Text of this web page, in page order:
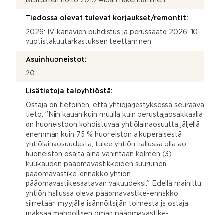
Tiedossa olevat tulevat korjaukset/remontit:
2026: IV-kanavien puhdistus ja perussäätö 2026: 10-
vuotistakuutarkastuksen teettäminen
Asuinhuoneistot:
20
Lisätietoja taloyhtiöstä:
Ostaja on tietoinen, että yhtiöjärjestyksessä seuraava
tieto: ”Niin kauan kuin muulla kuin perustajaosakkaalla
on huoneistoon kohdistuvaa yhtiölainaosuutta jäljellä
enemmän kuin 75 % huoneiston alkuperäisestä
yhtiölainaosuudesta, tulee yhtiön hallussa olla ao.
huoneiston osalta aina vähintään kolmen (3)
kuukauden pääomavastikkeiden suuruinen
pääomavastike-ennakko yhtiön
pääomavastikesaatavan vakuudeksi.” Edellä mainittu
yhtiön hallussa oleva pääomavastike-ennakko
siirretään myyjälle isännöitsijän toimesta ja ostaja
maksaa mahdollisen oman pääomavastike-